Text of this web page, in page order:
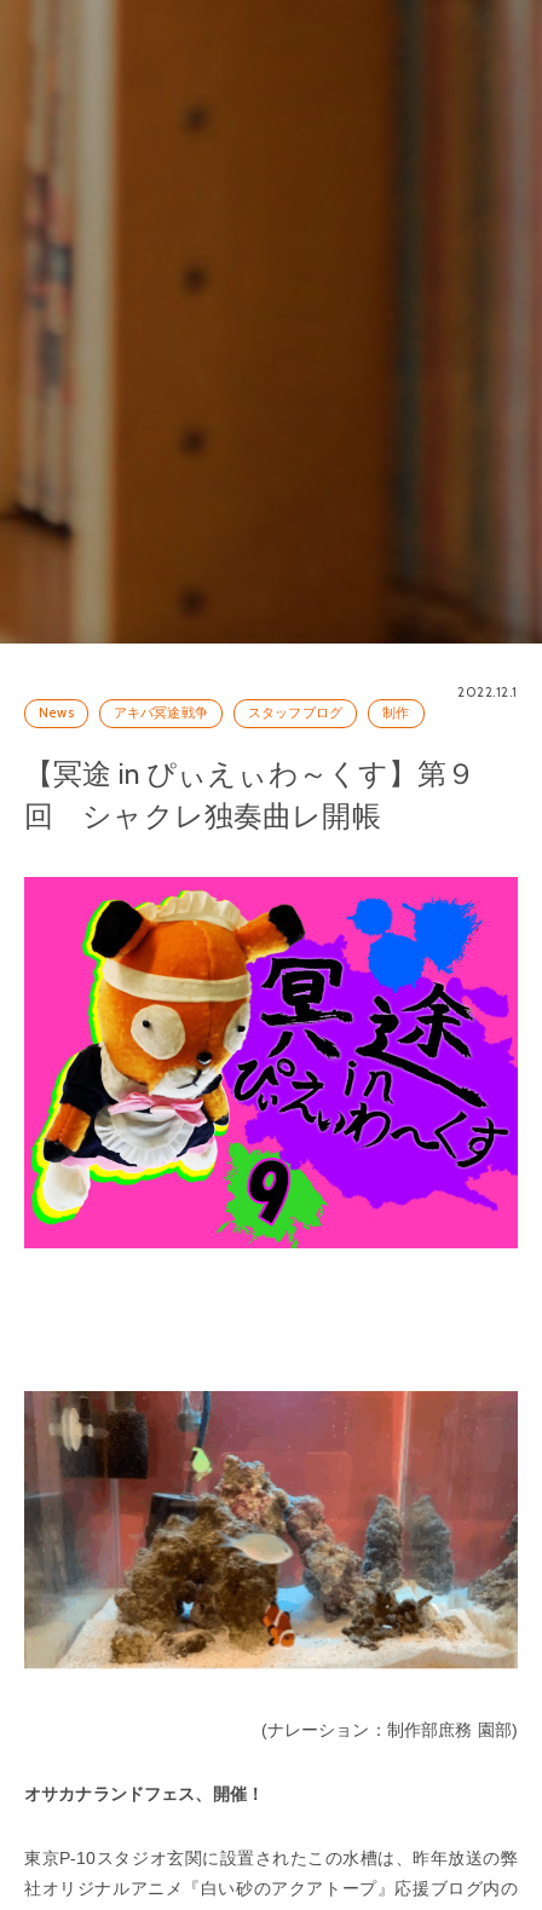
2022.12.1
News
アキバ冥途戦争 スタッフブログ 制作
【冥途 in ぴぃえぃわ～くす】第９
回 シャクレ独奏曲レ開帳
(ナレーション：制作部庶務 園部)
オサカナランドフェス、開催！
東京P-10スタジオ玄関に設置されたこの水槽は、昨年放送の弊
社オリジナルアニメ『白い砂のアクアトープ』応援ブログ内の